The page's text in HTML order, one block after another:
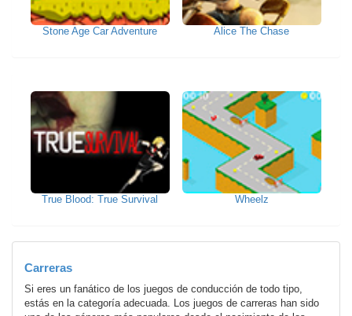
Stone Age Car Adventure Alice The Chase
True Blood: True Survival Wheelz
Carreras
Si eres un fanático de los juegos de conducción de todo tipo,
estás en la categoría adecuada. Los juegos de carreras han sido